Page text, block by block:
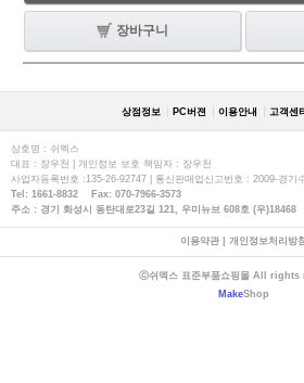
장바구니
상점정보 PC버젼 이용안내 고객센
상호명 : 쉬멕스
대표 : 장우천 | 개인정보 보호 책임자 : 장우천
사업자등록번호 :135-26-92747 | 통신판매업신고번호 : 2009-경기
Tel: 1661-8832 Fax: 070-7966-3573
주소 : 경기 화성시 동탄대로23길 121, 우미뉴브 608호 (우)18468
이용약관| 개인정보처리방침
ⓒ쉬멕스 표준부품쇼핑몰 All rights
MakeShop